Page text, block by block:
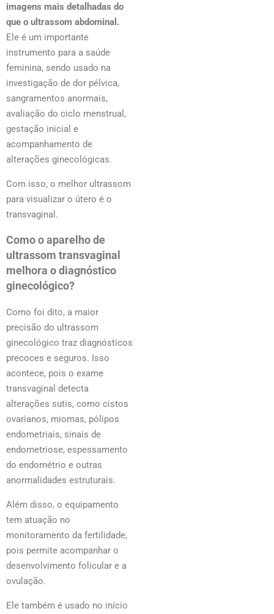
imagens mais detalhadas do
que o ultrassom abdominal.
Ele é um importante
instrumento para a saúde
feminina, sendo usado na
investigação de dor pélvica,
sangramentos anormais,
avaliação do ciclo menstrual,
gestação inicial e
acompanhamento de
alterações ginecológicas.
Com isso, o melhor ultrassom
para visualizar o útero é o
transvaginal.
Como o aparelho de
ultrassom transvaginal
melhora o diagnóstico
ginecológico?
Como foi dito, a maior
precisão do ultrassom
ginecológico traz diagnósticos
precoces e seguros. Isso
acontece, pois o exame
transvaginal detecta
alterações sutis, como cistos
ovarianos, miomas, pólipos
endometriais, sinais de
endometriose, espessamento
do endométrio e outras
anormalidades estruturais.
Além disso, o equipamento
tem atuação no
monitoramento da fertilidade,
pois permite acompanhar o
desenvolvimento folicular e a
ovulação.
Ele também é usado no início